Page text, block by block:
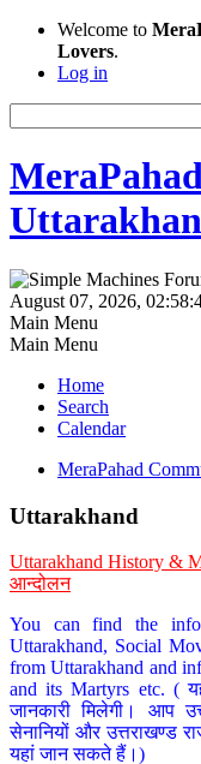
Welcome to
Lovers.
Log in
August 07, 2026,
Main Menu
Main Menu
Home
Search
Calendar
MeraPahad
Uttarakhand
Uttarakhand History &
आन्दोलन
You can find the
Uttarakhand, Social
from Uttarakhand and
and its Martyrs etc. (
जानकारी मिलेगी। आप
सेनानियों और उत्तराखण्ड
यहां जान सकते हैं।)